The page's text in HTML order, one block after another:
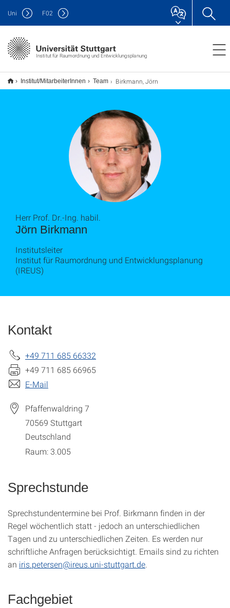
Institut für Raumordnung und Entwicklungsplanung
Uni F02
Institut/MitarbeiterInnen Team Birkmann, Jörn
Jörn Birkmann
Herr Prof. Dr.-Ing. habil.
Institutsleiter
Institut für Raumordnung und Entwicklungsplanung
(IREUS)
Kontakt
+49 711 685 66332
+49 711 685 66965
E-Mail
Pfaffenwaldring 7
70569 Stuttgart
Deutschland
Raum: 3.005
Sprechstunde
Sprechstundentermine bei Prof. Birkmann finden in der
Regel wöchentlich statt - jedoch an unterschiedlichen
Tagen und zu unterschiedlichen Zeiten. Es werden nur
schriftliche Anfragen berücksichtigt. Emails sind zu richten
an iris.petersen@ireus.uni-stuttgart.de.
Fachgebiet